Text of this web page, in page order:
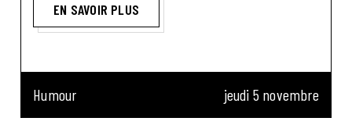
EN SAVOIR PLUS
Humour jeudi 5 novembre